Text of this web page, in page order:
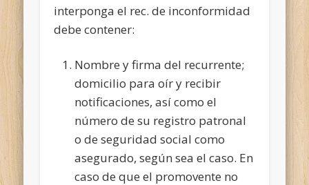
interponga el rec. de inconformidad
debe contener:
Nombre y firma del recurrente;
domicilio para oír y recibir
notificaciones, así como el
número de su registro patronal
o de seguridad social como
asegurado, según sea el caso. En
caso de que el promovente no